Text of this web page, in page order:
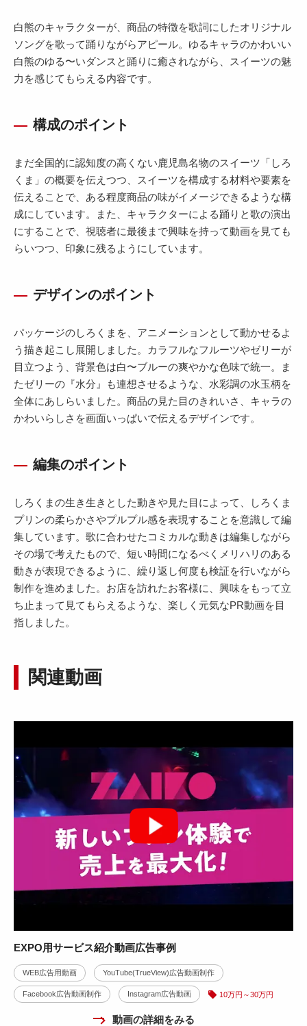
白熊のキャラクターが、商品の特徴を歌詞にしたオリジナル
ソングを歌って踊りながらアピール。ゆるキャラのかわいい
白熊のゆる〜いダンスと踊りに癒されながら、スイーツの魅
力を感じてもらえる内容です。
構成のポイント
まだ全国的に認知度の高くない鹿児島名物のスイーツ「しろ
くま」の概要を伝えつつ、スイーツを構成する材料や要素を
伝えることで、ある程度商品の味がイメージできるような構
成にしています。また、キャラクターによる踊りと歌の演出
にすることで、視聴者に最後まで興味を持って動画を見ても
らいつつ、印象に残るようにしています。
デザインのポイント
パッケージのしろくまを、アニメーションとして動かせるよ
う描き起こし展開しました。カラフルなフルーツやゼリーが
目立つよう、背景色は白〜ブルーの爽やかな色味で統一。ま
たゼリーの『水分』も連想させるような、水彩調の水玉柄を
全体にあしらいました。商品の見た目のきれいさ、キャラの
かわいらしさを画面いっぱいで伝えるデザインです。
編集のポイント
しろくまの生き生きとした動きや見た目によって、しろくま
プリンの柔らかさやプルプル感を表現することを意識して編
集しています。歌に合わせたコミカルな動きは編集しながら
その場で考えたもので、短い時間になるべくメリハリのある
動きが表現できるように、繰り返し何度も検証を行いながら
制作を進めました。お店を訪れたお客様に、興味をもって立
ち止まって見てもらえるような、楽しく元気なPR動画を目
指しました。
関連動画
EXPO用サービス紹介動画広告事例
WEB広告用動画 YouTube(TrueView)広告動画制作
Facebook広告動画制作 Instagram広告動画 10万円～30万円
動画の詳細をみる